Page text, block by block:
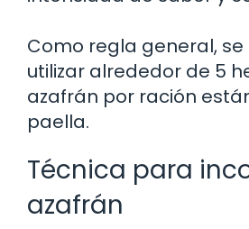
Como regla general,
utilizar alrededor de 5
azafrán por ración
paella.
Técnica para
azafrán